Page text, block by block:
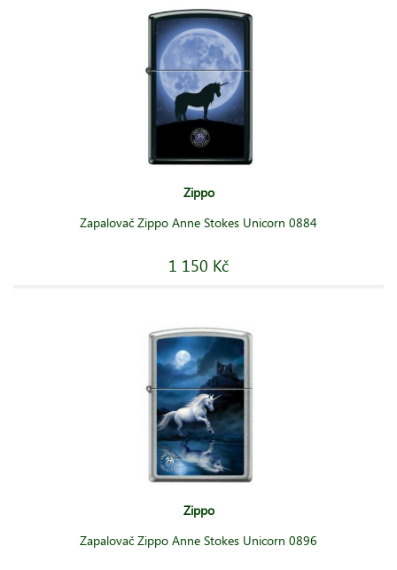
Zippo
Zapalovač Zippo Anne Stokes Unicorn 0884
1 150 Kč
Zippo
Zapalovač Zippo Anne Stokes Unicorn 0896